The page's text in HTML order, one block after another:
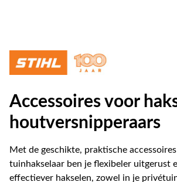
Accessoires voor
houtversnipperaars
Met de geschikte, praktische
tuinhakselaar ben je flexibeler uitgerust
effectiever hakselen, zowel in je